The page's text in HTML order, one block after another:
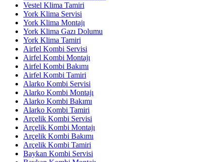
Vestel Klima Tamiri
York Klima Servisi
York Klima Montajı
York Klima Gazı Dolumu
York Klima Tamiri
Airfel Kombi Servisi
Airfel Kombi Montajı
Airfel Kombi Bakımı
Airfel Kombi Tamiri
Alarko Kombi Servisi
Alarko Kombi Montajı
Alarko Kombi Bakımı
Alarko Kombi Tamiri
Arçelik Kombi Servisi
Arçelik Kombi Montajı
Arçelik Kombi Bakımı
Arçelik Kombi Tamiri
Baykan Kombi Servisi